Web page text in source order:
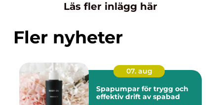
Läs fler inlägg här
Fler nyheter
07. aug
Spapumpar för trygg och
effektiv drift av spabad